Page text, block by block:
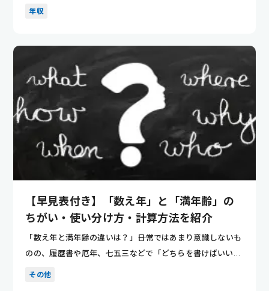
その報酬...
年収
【早見表付き】「数え年」と「満年齢」の
ちがい・使い分け方・計算方法を紹介
「数え年と満年齢の違いは？」――日常ではあまり意識しないも
のの、履歴書や厄年、七五三などで「どちらを書けばいい
その他